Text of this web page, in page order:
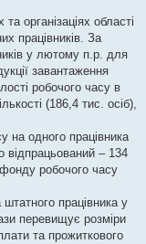
організаціях області
працівників. За
у лютому п.р. для
завантаження
робочого часу в
(186,4 тис. осіб),
на одного працівника
– 134
робочого часу
працівника у
перевищує розміри
та прожиткового